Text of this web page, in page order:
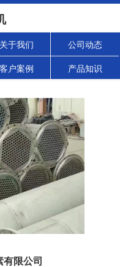
关于我们 公司动态
客户案例 产品知识
限公司